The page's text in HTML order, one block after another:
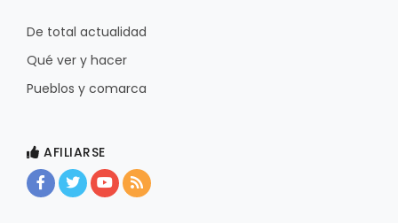
De total actualidad
Qué ver y hacer
Pueblos y comarca
AFILIARSE